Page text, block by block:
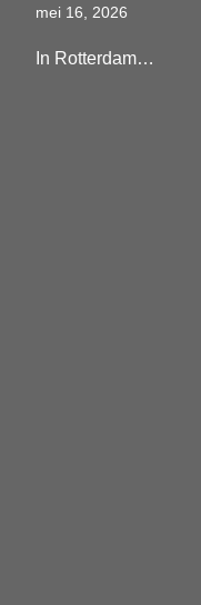
mei 16, 2026
In Rotterdam…